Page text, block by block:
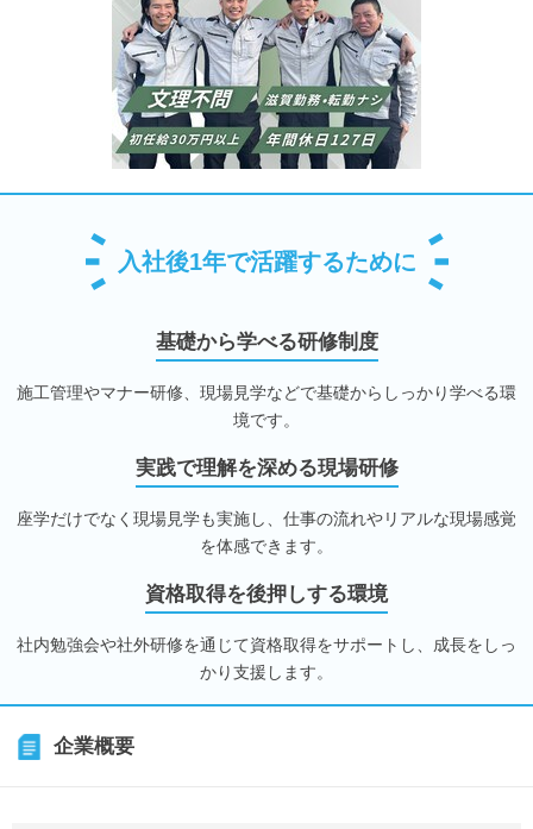
入社後1年で活躍するために
基礎から学べる研修制度
施工管理やマナー研修、現場見学などで基礎からしっかり学べる環
境です。
実践で理解を深める現場研修
座学だけでなく現場見学も実施し、仕事の流れやリアルな現場感覚
を体感できます。
資格取得を後押しする環境
社内勉強会や社外研修を通じて資格取得をサポートし、成長をしっ
かり支援します。
企業概要